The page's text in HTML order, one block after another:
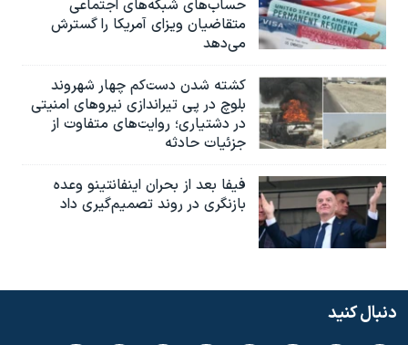
حساب‌های شبکه‌های اجتماعی
متقاضیان ویزای آمریکا را گسترش
می‌دهد
کشته شدن دست‌کم چهار شهروند
بلوچ در پی تیراندازی نیروهای امنیتی
در دشتیاری؛ روایت‌های متفاوت از
جزئیات حادثه
فیفا بعد از بحران اینفانتینو وعده
بازنگری در روند تصمیم‌گیری داد
دنبال کنید